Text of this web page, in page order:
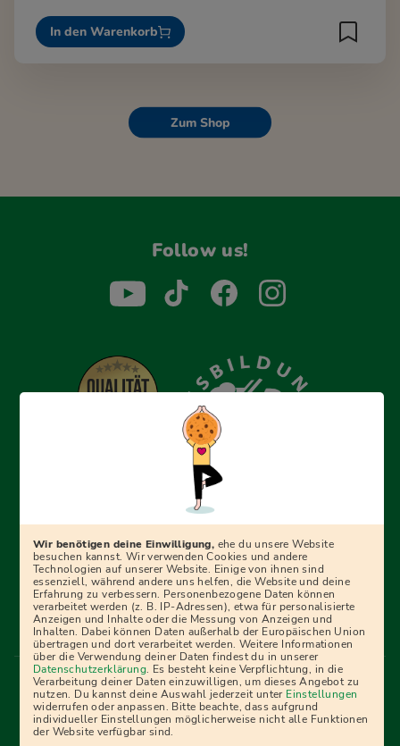
In den Warenkorb
Zum Shop
Follow us!
Erfolgreich bewerben mit Ausbildungspark: Wir
begleiten dich Schritt für Schritt bei deinem Start in den
Ratgebern und Prüfungspaketen, interaktiven
Videokursen und vielem mehr. Für alle, die was werden
wollen!
Menü Fußleiste
Impressum Bildquellen Presse
Mediadaten
Partner
AGB Datenschutz
Widerrufsbelehrung
Bestellung
Affiliate Partner Cookies
Wir benötigen deine Einwilligung, ehe du unsere Website
besuchen kannst. Wir verwenden Cookies und andere
Technologien auf unserer Website. Einige von ihnen sind
essenziell, während andere uns helfen, die Website und deine
Erfahrung zu verbessern. Personenbezogene Daten können
verarbeitet werden (z. B. IP-Adressen), etwa für personalisierte
Anzeigen und Inhalte oder die Messung von Anzeigen und
Inhalten. Dabei können Daten außerhalb der Europäischen Union
übertragen und dort verarbeitet werden. Weitere Informationen
über die Verwendung deiner Daten findest du in unserer
Datenschutzerklärung. Es besteht keine Verpflichtung, in die
Verarbeitung deiner Daten einzuwilligen, um dieses Angebot zu
nutzen. Du kannst deine Auswahl jederzeit unter Einstellungen
widerrufen oder anpassen. Bitte beachte, dass aufgrund
individueller Einstellungen möglicherweise nicht alle Funktionen
der Website verfügbar sind.